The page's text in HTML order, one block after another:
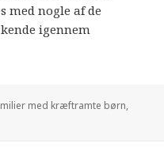
med nogle af de
igennem
med kræftramte børn,